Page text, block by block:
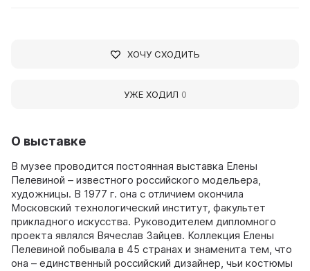
О выставке
В музее проводится постоянная выставка Елены
Пелевиной – известного российского модельера,
художницы. В 1977 г. она с отличием окончила
Московский технологический институт, факультет
прикладного искусства. Руководителем дипломного
проекта являлся Вячеслав Зайцев. Коллекция Елены
Пелевиной побывала в 45 странах и знаменита тем, что
она – единственный российский дизайнер, чьи костюмы
ХОЧУ СХОДИТЬ
УЖЕ ХОДИЛ 0